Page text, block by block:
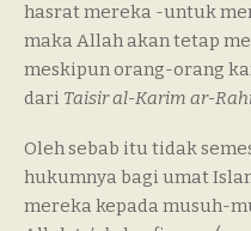
hasrat mereka -untuk
maka Allah akan tetap
meskipun orang-orang
dari Taisir al-Karim ar-
Oleh sebab itu tidak
hukumnya bagi umat
mereka kepada musuh-